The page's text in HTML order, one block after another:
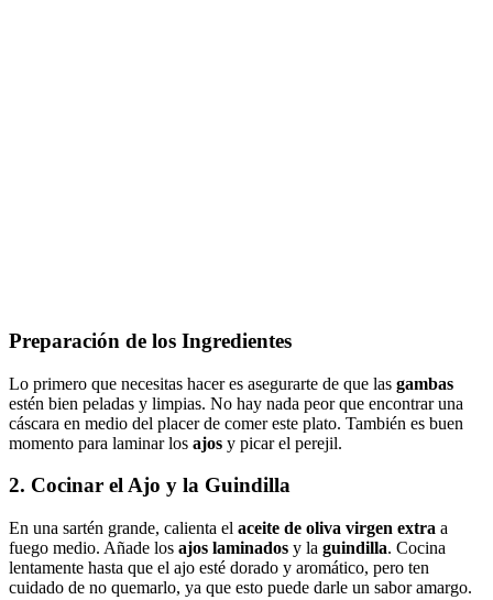
Preparación de los Ingredientes
Lo primero que necesitas hacer es asegurarte de que las gambas
estén bien peladas y limpias. No hay nada peor que encontrar una
cáscara en medio del placer de comer este plato. También es buen
momento para laminar los ajos y picar el perejil.
2. Cocinar el Ajo y la Guindilla
En una sartén grande, calienta el aceite de oliva virgen extra a
fuego medio. Añade los ajos laminados y la guindilla. Cocina
lentamente hasta que el ajo esté dorado y aromático, pero ten
cuidado de no quemarlo, ya que esto puede darle un sabor amargo.